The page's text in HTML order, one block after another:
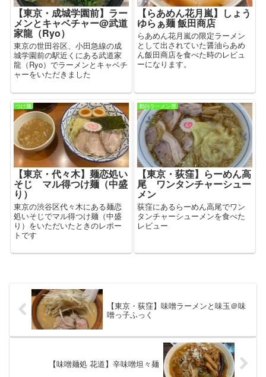
【東京・成城学園前】ラー
メンとキャベチャー@武道
家龍（Ryo）
東京の世田谷区、小田急線の成
城学園前の駅近くにある武道家
龍（Ryo）でラーメンとキャベチ
ャーをいただきました
【らあめん花月嵐】しょう
ゆらぁ麺 飯田商店
らあめん花月嵐の限定ラーメン
として出されていた醤油らあめ
ん飯田商店を食べた時のレビュ
ーになります。
つけ麺
【東京・代々木】麺恋処い
そじ マル得つけ麺（中盛
り）
東京の渋谷区代々木にある麺恋
処いそじでマル得つけ麺（中盛
り）をいただいたときのレポー
トです
都内ラーメン屋
【東京・荻窪】らーめん高
尾 ワンタンチャーシュー
メン
荻窪にあるらーめん高尾でワン
タンチャーシューメンを食べた
レビュー
【東京・荻窪】味噌ラーメンと味玉＠味
噌っ子ふっく
【味噌麺処 花道】辛味噌坦々麺